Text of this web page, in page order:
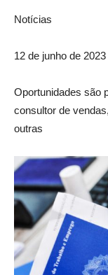
Notícias
12 de junho de
Oportunidades são
consultor de
outras